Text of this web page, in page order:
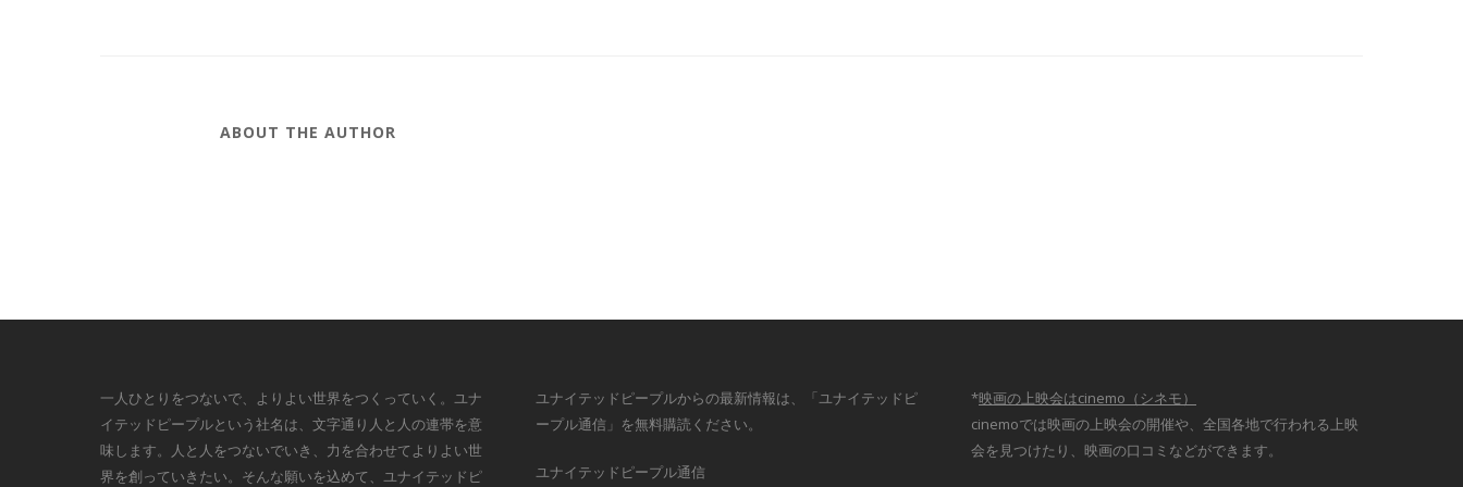
ABOUT THE AUTHOR
一人ひとりをつないで、よりよい世界をつくっていく。ユナ
イテッドピープルという社名は、文字通り人と人の連帯を意
味します。人と人をつないでいき、力を合わせてよりよい世
界を創っていきたい。そんな願いを込めて、ユナイテッドピ
ユナイテッドピープルからの最新情報は、「ユナイテッドピ
ープル通信」を無料購読ください。
ユナイテッドピープル通信
*映画の上映会はcinemo（シネモ）
cinemoでは映画の上映会の開催や、全国各地で行われる上映
会を見つけたり、映画の口コミなどができます。